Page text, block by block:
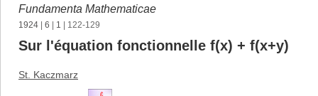
Fundamenta Mathematicae
1924 6 1 | 122-129
Sur l'équation fonctionnelle f(x) + f(x+y)
St. Kaczmarz